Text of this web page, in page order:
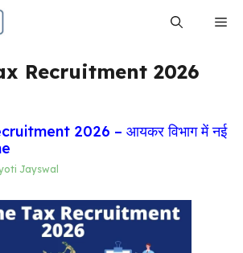
Recruitment 2026
2026 – आयकर विभाग में नई
Jayswal